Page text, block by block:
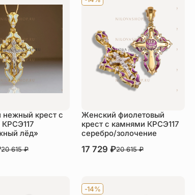
крест с
лёд»
20 615₽
Женский фиолетовый
крест с камнями КРСЭ117
серебро/золочение
В наличии
17 729₽20 615₽
-14%